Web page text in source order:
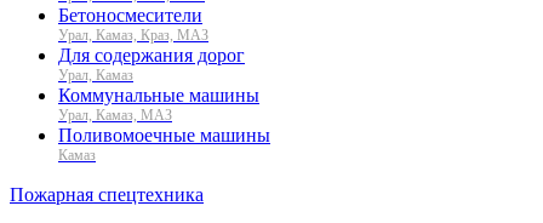
Бетоносмесители
Урал, Камаз, Краз, МАЗ
Для содержания дорог
Урал, Камаз
Коммунальные машины
Урал, Камаз, МАЗ
Поливомоечные машины
Камаз
Пожарная спецтехника